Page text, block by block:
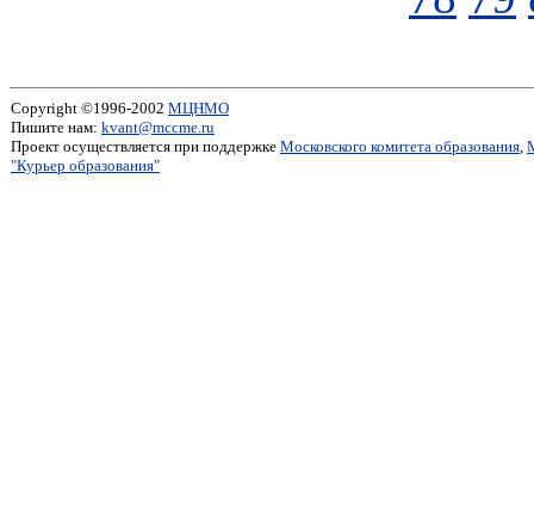
Copyright ©1996-2002 МЦНМО
Пишите нам: kvant@mccme.ru
Проект осуществляется при поддержке Московского комитета образования,
"Курьер образования"